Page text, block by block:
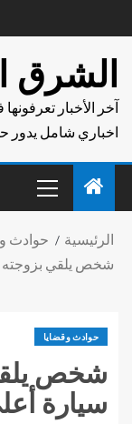
الشرق
آخر الأخبار
اخباري شامل يدور
الرئيسية
حوادث
شخص يلقي بزوجته
حوادث وقضايا
شخص
سيارة